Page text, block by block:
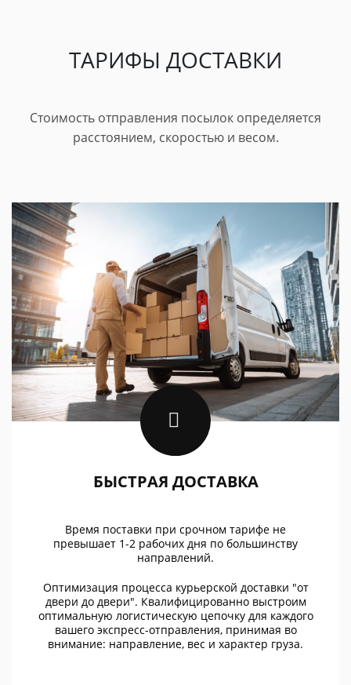
ТАРИФЫ ДОСТАВКИ
Стоимость отправления посылок определяется
расстоянием, скоростью и весом.
БЫСТРАЯ ДОСТАВКА
Время поставки при срочном тарифе не
превышает 1-2 рабочих дня по большинству
направлений.
Оптимизация процесса курьерской доставки "от
двери до двери". Квалифицированно выстроим
оптимальную логистическую цепочку для каждого
вашего экспресс-отправления, принимая во
внимание: направление, вес и характер груза.